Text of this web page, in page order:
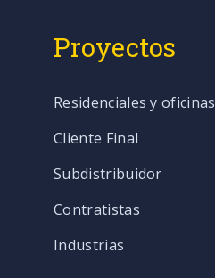
Proyectos
Residenciales y oficinas
Cliente Final
Subdistribuidor
Contratistas
Industrias